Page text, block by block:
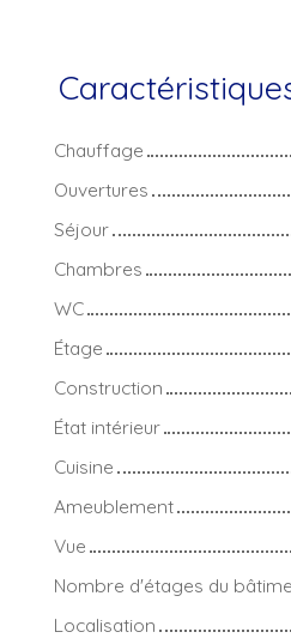
Chauffage
Ouvertures
Séjour
Chambres
WC
Étage
Construction
État intérieur
Cuisine
Ameublement
Vue
Nombre d'étages du
Localisation